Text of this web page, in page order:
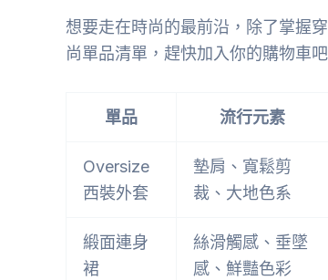
想要走在時尚的最前沿，除了掌握
尚單品清單，趕快加入你的購物車吧
單品 流行元素
Oversize
西裝外套
墊肩、寬鬆剪
裁、大地色系
緞面連身
裙
絲滑觸感、垂墜
感、鮮豔色彩